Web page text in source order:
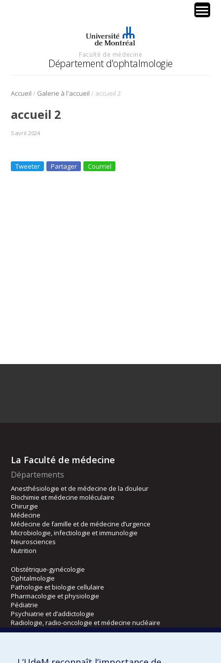
Faculté de médecine
Département d'ophtalmologie
Accueil / Galerie à l'accueil / accueil 2
accueil 2
5 avril 2024
Tweeter Partager Courriel
La Faculté de médecine
Départements
Anesthésiologie et de médecine de la douleur
Biochimie et médecine moléculaire
Chirurgie
Médecine
Médecine de famille et de médecine d’urgence
Microbiologie, infectiologie et immunologie
Neurosciences
Nutrition
Obstétrique-gynécologie
Ophtalmologie
Pathologie et biologie cellulaire
Pharmacologie et physiologie
Pédiatrie
Psychiatrie et d’addictologie
Radiologie, radio-oncologie et médecine nucléaire